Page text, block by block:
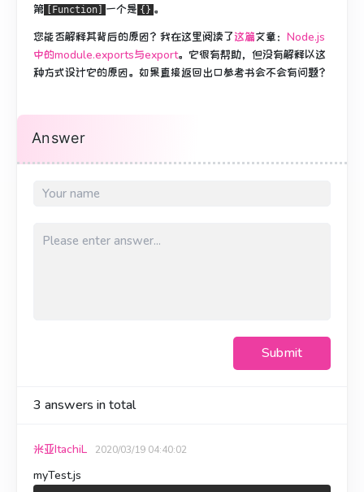
第
[Function] 一个是 {} 。
您能否解释其背后的原因？ 我在这里阅读了这篇文章： Node.js
中的module.exports与export。 它很有帮助，但没有解释以这
种方式设计它的原因。 如果直接返回出口参考书会不会有问题？
Answer
Submit
3 answers in total
米亚ItachiL 2020/03/19 04:40:02
myTest.js